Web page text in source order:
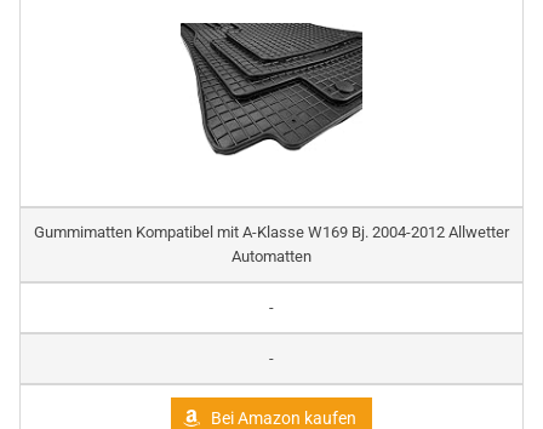
Gummimatten Kompatibel mit A-Klasse W169 Bj. 2004-2012 Allwetter
Automatten
-
-
Bei Amazon kaufen